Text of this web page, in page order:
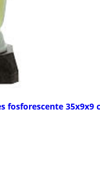
fosforescente 35x9x9